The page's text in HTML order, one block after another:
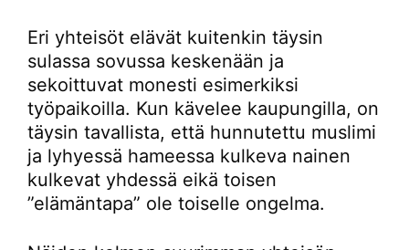
Eri yhteisöt elävät kuitenkin täysin
sulassa sovussa keskenään ja
sekoittuvat monesti esimerkiksi
työpaikoilla. Kun kävelee kaupungilla, on
täysin tavallista, että hunnutettu muslimi
ja lyhyessä hameessa kulkeva nainen
kulkevat yhdessä eikä toisen
”elämäntapa” ole toiselle ongelma.